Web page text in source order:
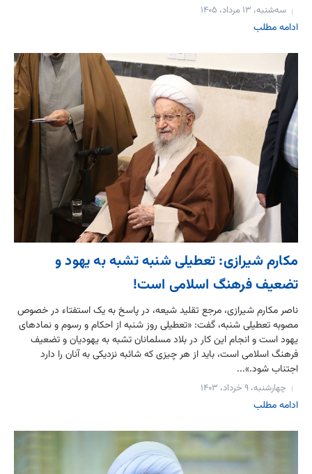
سه‌شنبه، ۱۳ مرداد، ۱۴۰۵
ادامه مطلب
مکارم شیرازی: تعطیلی شنبه تشبه به یهود و
تضعیف فرهنگ اسلامی است!
ناصر مکارم شیرازی، مرجع تقلید شیعه، در پاسخ به یک استفتاء در خصوص
مصوبه تعطیلی شنبه، گفت: «تعطیلی روز شنبه از احکام و رسوم و نمادهای
یهود است و انجام این کار در بلاد مسلمانان تشبه به یهودیان و تضعیف
فرهنگ اسلامی است، باید از هر چیزی که شائبه نزدیکی به آنان را دارد
اجتناب شود.»...
چهارشنبه، ۹ خرداد، ۱۴۰۳
ادامه مطلب